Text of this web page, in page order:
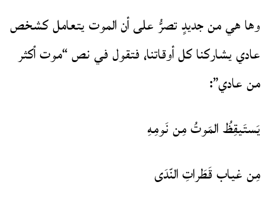
وها هي من جديدٍ تصرُّ على أن الموت يتعامل كشخص
عادي يشاركنا كل أوقاتنا، فتقول في نص “موت أكثر
من عادي”:
يَستَيقِظُ المَوتُ مِن نَومِهِ
مِن غياب قَطَراتِ النّدَى